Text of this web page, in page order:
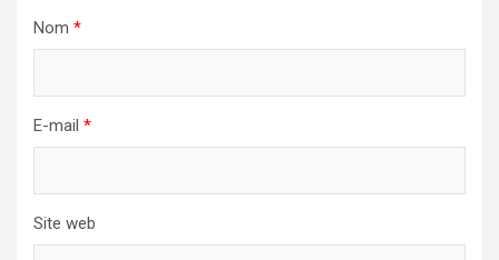
Nom *
E-mail *
Site web